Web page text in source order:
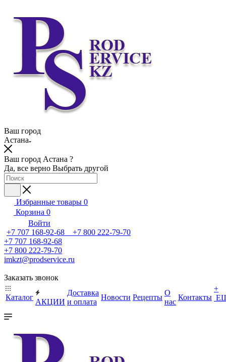
Ваш город
Астана
Ваш город Астана ?
Да, все верно Выбрать другой
Избранные товары 0
Корзина 0
Войти
+7 707 168-92-68 +7 800 222-79-70
+7 707 168-92-68
+7 800 222-79-70
imkzt@prodservice.ru
Заказать звонок
Каталог
АКЦИИ
Доставка
и оплата
Новости Рецепты
О
нас
Контакты
+